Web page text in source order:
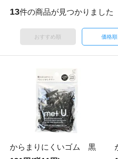
13件の商品が見つかりました
おすすめ順 価格順
からまりにくいゴム 黒